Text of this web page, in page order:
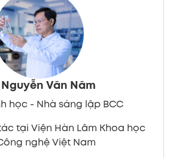
Nguyễn Văn Năm
học - Nhà sáng lập BCC
tại Viện Hàn Lâm Khoa học
nghệ Việt Nam